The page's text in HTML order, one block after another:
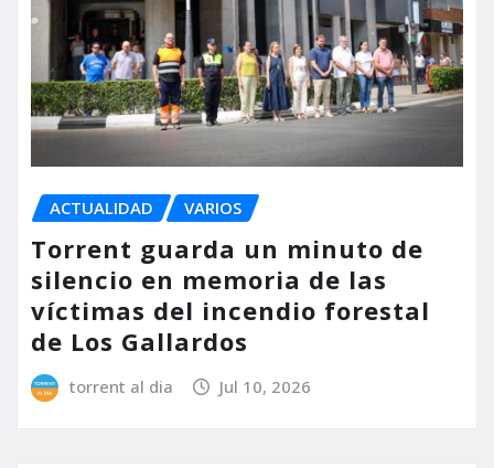
ACTUALIDAD VARIOS
Torrent guarda un minuto de
silencio en memoria de las
víctimas del incendio forestal
de Los Gallardos
torrent al dia Jul 10, 2026